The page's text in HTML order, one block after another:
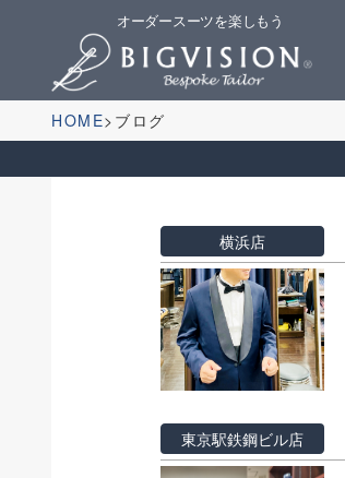
オーダースーツを楽しもう
HOME ブログ
横浜店
東京駅鉄鋼ビル店